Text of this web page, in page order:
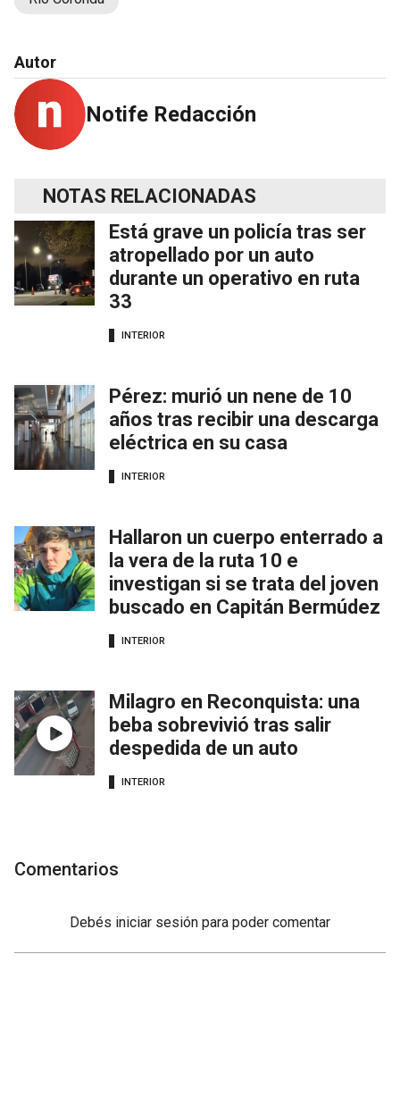
Autor
Notife Redacción
NOTAS RELACIONADAS
Está grave un policía tras ser
atropellado por un auto
durante un operativo en ruta
33
INTERIOR
Pérez: murió un nene de 10
años tras recibir una descarga
eléctrica en su casa
INTERIOR
Hallaron un cuerpo enterrado a
la vera de la ruta 10 e
investigan si se trata del joven
buscado en Capitán Bermúdez
INTERIOR
Milagro en Reconquista: una
beba sobrevivió tras salir
despedida de un auto
INTERIOR
Comentarios
Debés iniciar sesión para poder comentar